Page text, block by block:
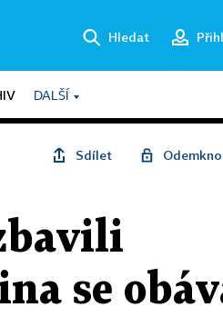
Hledat
DALŠÍ
Sdílet
se